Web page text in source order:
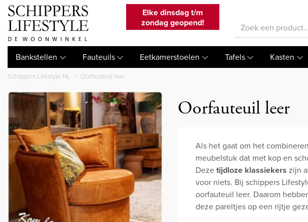
Elke dinsdag t/m
zondag geopend!
Bankstellen Fauteuils Eetkamerstoelen Tafels Kasten
Schippers Lifestyle NL Oorfauteuil leer
Oorfauteuil leer
Als het gaat om het
meubelstuk dat met kop en
Dezetijdloze klassiekers zijn
voor niets. Bij schippers
oorfauteuil leer. Daarom
deze pareltjes op een rijtje